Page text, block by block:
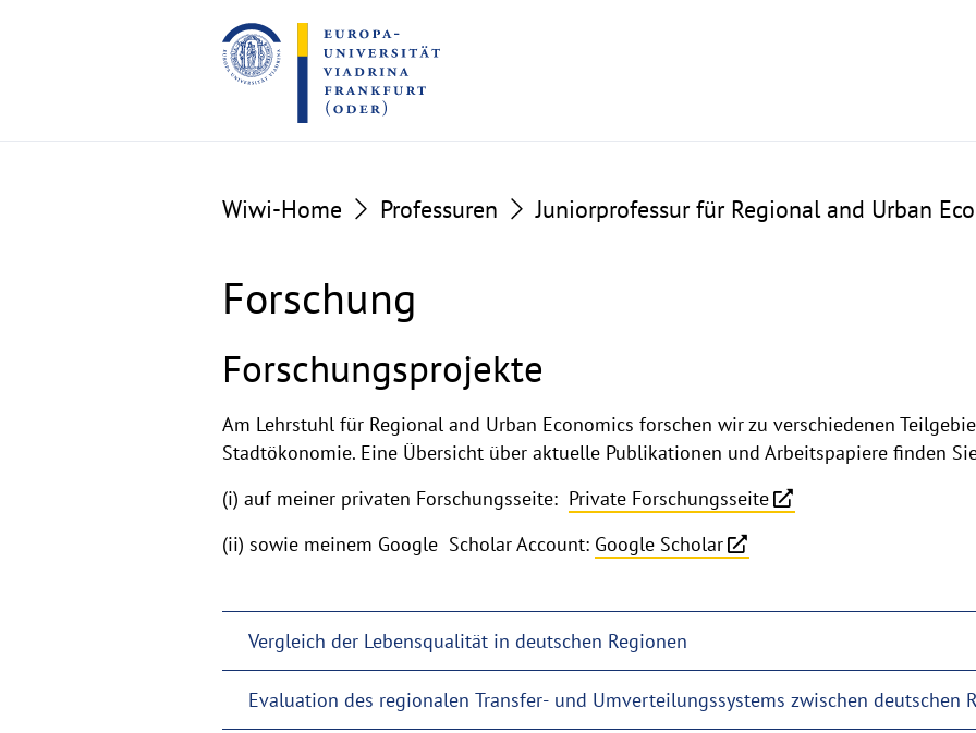
to
the
content
to
the
footer
Wiwi-Home Professuren Juniorprofessur für Regional and Urban
Forschung
Forschungsprojekte
Am Lehrstuhl für Regional and Urban Economics forschen wir zu verschiedenen
Stadtökonomie. Eine Übersicht über aktuelle Publikationen und Arbeitspapiere finden
(i) auf meiner privaten Forschungsseite: Private Forschungsseite
(ii) sowie meinem Google Scholar Account: Google Scholar
Vergleich der Lebensqualität in deutschen Regionen
Evaluation des regionalen Transfer- und Umverteilungssystems zwischen deutschen